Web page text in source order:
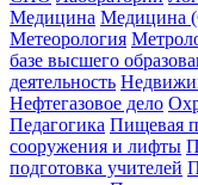
Медицина Медицина
Метеорология
базе высшего
деятельность
Нефтегазовое дело
Педагогика Пищевая
сооружения и лифты
подготовка учителей